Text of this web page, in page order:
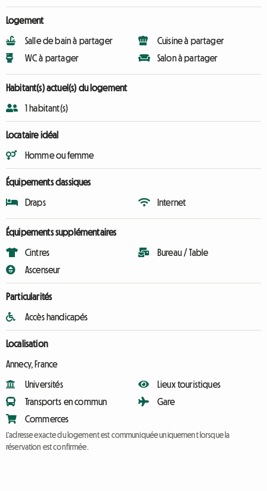
Logement
Salle de bain à partager
WC à partager
Cuisine à partager
Salon à partager
Habitant(s) actuel(s) du logement
1 habitant(s)
Locataire idéal
Homme ou femme
Équipements classiques
Draps Internet
Équipements supplémentaires
Cintres
Ascenseur
Bureau / Table
Particularités
Accès handicapés
Localisation
Annecy, France
Universités
Transports en commun
Commerces
Lieux touristiques
Gare
L'adresse exacte du logement est communiquée uniquement lorsque la
réservation est confirmée.